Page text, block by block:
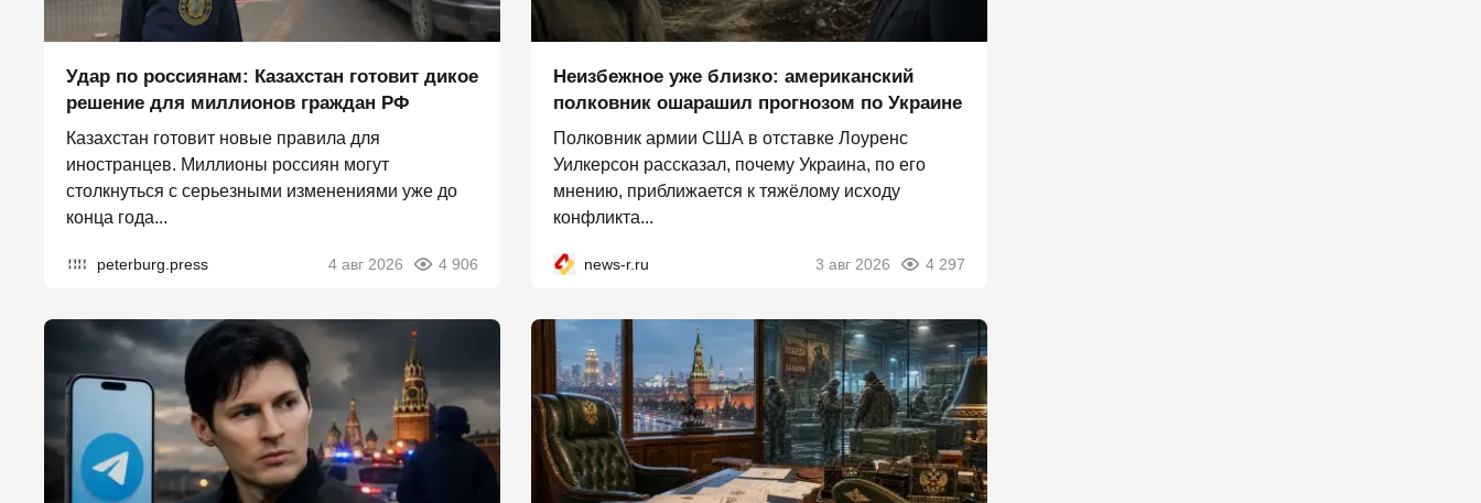
Удар по россиянам: Казахстан готовит дикое
решение для миллионов граждан РФ
Казахстан готовит новые правила для
иностранцев. Миллионы россиян могут
столкнуться с серьезными изменениями уже до
конца года...
peterburg.press 4 авг 2026 4 906
Неизбежное уже близко: американский
полковник ошарашил прогнозом по Украине
Полковник армии США в отставке Лоуренс
Уилкерсон рассказал, почему Украина, по его
мнению, приближается к тяжёлому исходу
конфликта...
news-r.ru 3 авг 2026 4 297